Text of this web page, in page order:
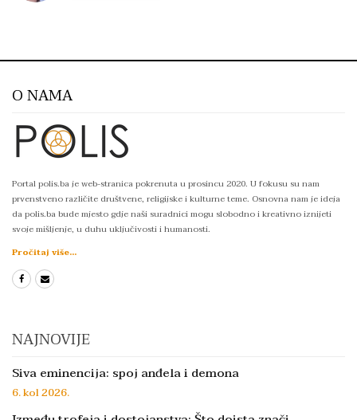
O NAMA
Portal polis.ba je web-stranica pokrenuta u prosincu 2020. U fokusu su nam
prvenstveno različite društvene, religijske i kulturne teme. Osnovna nam je ideja
da polis.ba bude mjesto gdje naši suradnici mogu slobodno i kreativno iznijeti
svoje mišljenje, u duhu uključivosti i humanosti.
Pročitaj više...
NAJNOVIJE
Siva eminencija: spoj anđela i demona
6. kol 2026.